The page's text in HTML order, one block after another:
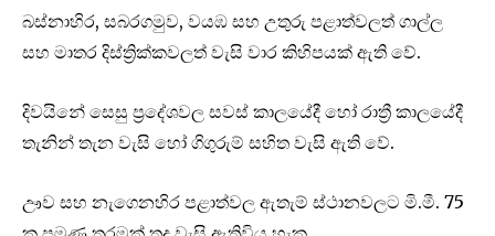
බස්නාහිර, සබරගමුව, වයඹ සහ උතුරු පළාත්වලත් ගාල්ල
සහ මාතර දිස්ත්‍රික්කවලත් වැසි වාර කිහිපයක් ඇති වේ.
දිවයිනේ සෙසු ප්‍රදේශවල සවස් කාලයේදී හෝ රාත්‍රී කාලයේදී
තැනින් තැන වැසි හෝ ගිගුරුම් සහිත වැසි ඇති වේ.
ඌව සහ නැගෙනහිර පළාත්වල ඇතැම් ස්ථානවලට මි.මී. 75